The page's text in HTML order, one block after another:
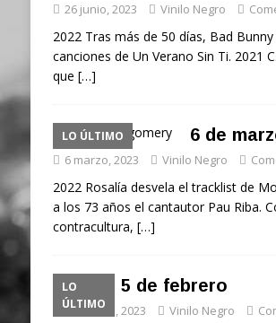
26 junio, 2023 Vinilo Negro
2022 Tras más de 50 días, Bad
canciones de Un Verano Sin Ti. 2021
que […]
LO ÚLTIMO 6 de
6 marzo, 2023 Vinilo Negro
2022 Rosalía desvela el tracklist de
a los 73 años el cantautor Pau Riba.
contracultura, […]
LO
ÚLTIMO
5 de febrero
5 febrero, 2023 Vinilo Negro